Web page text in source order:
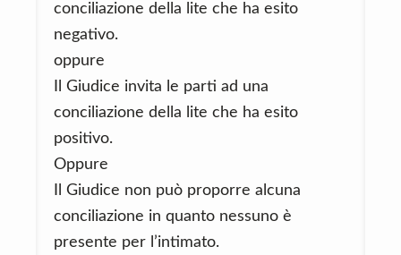
conciliazione della lite che ha esito
negativo.
oppure
Il Giudice invita le parti ad una
conciliazione della lite che ha esito
positivo.
Oppure
Il Giudice non può proporre alcuna
conciliazione in quanto nessuno è
presente per l’intimato.